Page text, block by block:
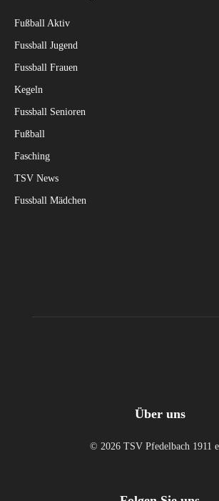
Fußball Aktiv
Fussball Jugend
Fussball Frauen
Kegeln
Fussball Senioren
Fußball
Fasching
TSV News
Fussball Mädchen
Über uns
© 2026 TSV Pfedelbach 1911